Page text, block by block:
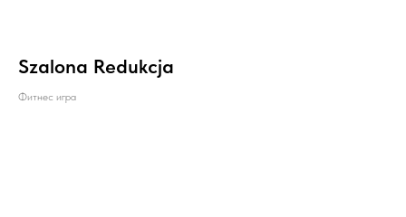
Szalona Redukcja
Фитнес игра